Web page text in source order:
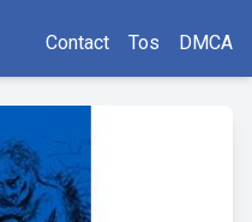
Contact Tos DMCA